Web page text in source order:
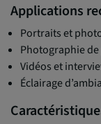
Applications
Portraits et
Photographie
Vidéos et
Éclairage